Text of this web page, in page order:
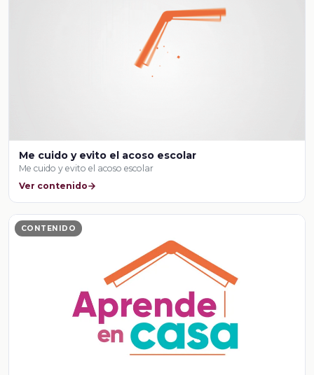
Me cuido y evito el acoso escolar
Me cuido y evito el acoso escolar
Ver contenido
CONTENIDO